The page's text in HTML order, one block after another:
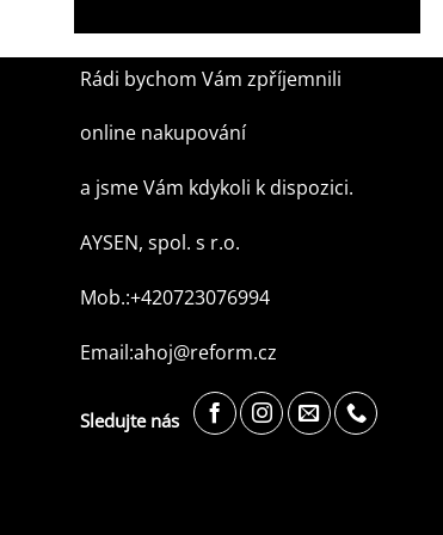
Rádi bychom Vám zpříjemnili
online nakupování
a jsme Vám kdykoli k dispozici.
AYSEN, spol. s r.o.
Mob.:+420723076994
Email:ahoj@reform.cz
Sledujte nás